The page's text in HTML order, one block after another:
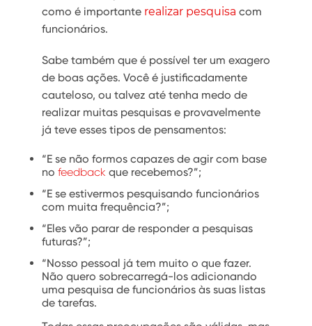
como é importante realizar pesquisa com
funcionários.
Sabe também que é possível ter um exagero
de boas ações. Você é justificadamente
cauteloso, ou talvez até tenha medo de
realizar muitas pesquisas e provavelmente
já teve esses tipos de pensamentos:
“E se não formos capazes de agir com base
no feedback que recebemos?”;
“E se estivermos pesquisando funcionários
com muita frequência?”;
“Eles vão parar de responder a pesquisas
futuras?”;
“Nosso pessoal já tem muito o que fazer.
Não quero sobrecarregá-los adicionando
uma pesquisa de funcionários às suas listas
de tarefas.